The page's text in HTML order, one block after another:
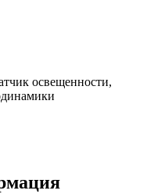
освещенности,